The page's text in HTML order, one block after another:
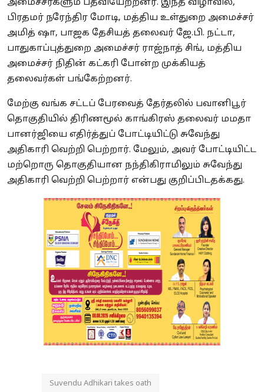
அமைச்சர்களும் பதவியேற்றனர். இந்த விழாவில்,
பிரதமர் நரேந்திர மோடி, மத்திய உள்துறை அமைச்சர்
அமித் ஷா, பாஜக தேசியத் தலைவர் ஜே.பி. நட்டா,
பாதுகாப்புத்துறை அமைச்சர் ராஜ்நாத் சிங், மத்திய
அமைச்சர் நிதின் கட்கரி போன்ற முக்கியத்
தலைவர்கள் பங்கேற்றனர்.
மேற்கு வங்க சட்டப் பேரவைத் தேர்தலில் பவானிபூர்
தொகுதியில் திரிணமூல் காங்கிரஸ் தலைவர் மமதா
பானர்ஜியை எதிர்த்துப் போட்டியிட்டு சுவேந்து
அதிகாரி வெற்றி பெற்றார். மேலும், அவர் போட்டியிட்ட
மற்றொரு தொகுதியான நந்திகிராமிலும் சுவேந்து
அதிகாரி வெற்றி பெற்றார் என்பது குறிப்பிடதக்கது.
Suvendu Adhikari takes oath